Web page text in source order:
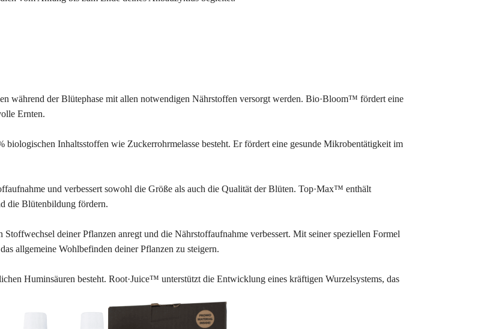
während der Blütephase mit allen notwendigen Nährstoffen versorgt werden. Bio·Bloom™ fördert eine
Ernten.
biologischen Inhaltsstoffen wie Zuckerrohrmelasse besteht. Er fördert eine gesunde Mikrobentätigkeit im
und verbessert sowohl die Größe als auch die Qualität der Blüten. Top·Max™ enthält
die Blütenbildung fördern.
deiner Pflanzen anregt und die Nährstoffaufnahme verbessert. Mit seiner speziellen Formel
allgemeine Wohlbefinden deiner Pflanzen zu steigern.
Huminsäuren besteht. Root·Juice™ unterstützt die Entwicklung eines kräftigen Wurzelsystems, das